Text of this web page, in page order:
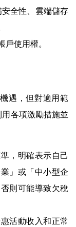
全性、雲端儲存
使用權。
遇，但對適用範
各項激勵措施並
，明確表示自己
」或「中小型企
則可能導致欠稅
活動收入和正常